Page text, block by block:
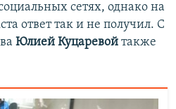
сетях, однако на
ответ так и не получил. С
Юлией Куцаревой также